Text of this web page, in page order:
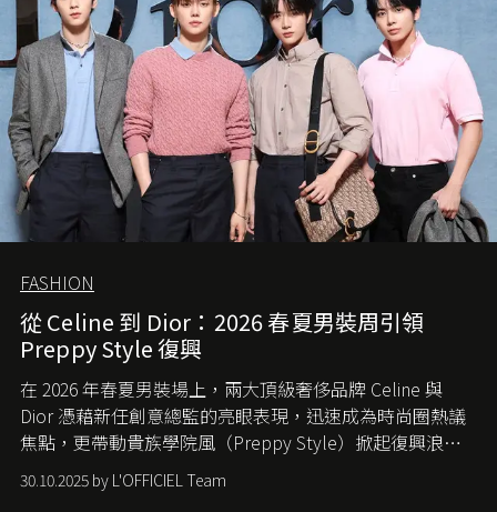
FASHION
從 Celine 到 Dior：2026 春夏男裝周引領
Preppy Style 復興
在 2026 年春夏男裝場上，兩大頂級奢侈品牌 Celine 與
Dior 憑藉新任創意總監的亮眼表現，迅速成為時尚圈熱議
焦點，更帶動貴族學院風（Preppy Style）掀起復興浪
潮，讓這股經典風格再度回到大眾視線。
30.10.2025 by L'OFFICIEL Team